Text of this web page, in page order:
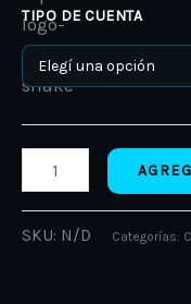
TIPO DE CUENTA
SKU: N/D Categorías: